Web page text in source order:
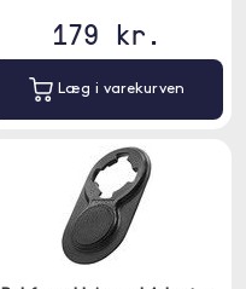
179 kr.
Læg i varekurven